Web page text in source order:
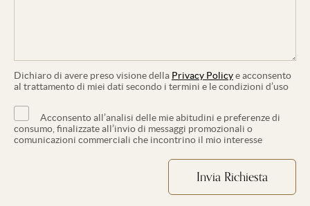
Dichiaro di avere preso visione della Privacy Policye acconsento
al trattamento di miei dati secondo i termini e le condizioni d’uso
Acconsento all’analisi delle mie abitudini e preferenze di
consumo, finalizzate all’invio di messaggi promozionali o
comunicazioni commerciali che incontrino il mio interesse